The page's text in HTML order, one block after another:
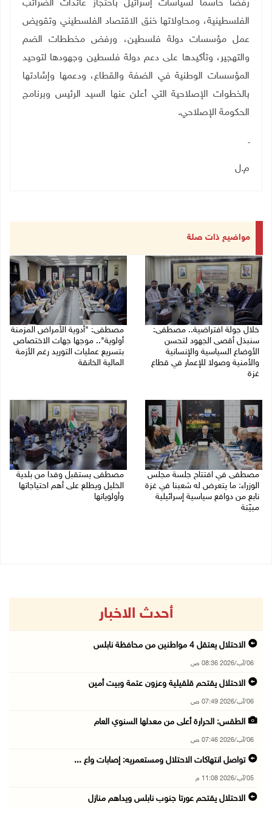
رفضًا حاسمًا لسياسات إسرائيل باحتجاز عائدات الضرائب
الفلسطينية، ومحاولاتها خنق الاقتصاد الفلسطيني وتقويض
عمل مؤسسات دولة فلسطين، ورفض مخططات الضم
والتهجير، وتأكيدها على دعم دولة فلسطين وجهودها لتوحيد
المؤسسات الوطنية في الضفة والقطاع، ودعمها وإشادتها
بالخطوات الإصلاحية التي أعلن عنها السيد الرئيس وبرنامج
الحكومة الإصلاحي.
ـ
م.ل
مواضيع ذات صلة
خلال جولة افتراضية.. مصطفى:
سنبذل أقصى الجهود لتحسن
الأوضاع السياسية والإنسانية
والأمنية وصولا للإعمار في قطاع
غزة
مصطفى: "أدوية الأمراض المزمنة
أولوية".. موجها جهات الاختصاص
بتسريع عمليات التوريد رغم الأزمة
المالية الخانقة
مصطفى في افتتاح جلسة مجلس
الوزراء: ما يتعرض له شعبنا في غزة
نابع من دوافع سياسية إسرائيلية
مبيّتة
مصطفى يستقبل وفدا من بلدية
الخليل ويطلع على أهم احتياجاتها
وأولوياتها
أحدث الاخبار
الاحتلال يعتقل 4 مواطنين من محافظة نابلس
06/آب/2026 08:36 ص
الاحتلال يقتحم قلقيلية وعزون عتمة وبيت أمين
06/آب/2026 07:49 ص
الطقس: الحرارة أعلى من معدلها السنوي العام
06/آب/2026 07:46 ص
تواصل انتهاكات الاحتلال ومستعمريه: إصابات واع ...
05/آب/2026 11:08 م
الاحتلال يقتحم عورتا جنوب نابلس ويداهم منازل